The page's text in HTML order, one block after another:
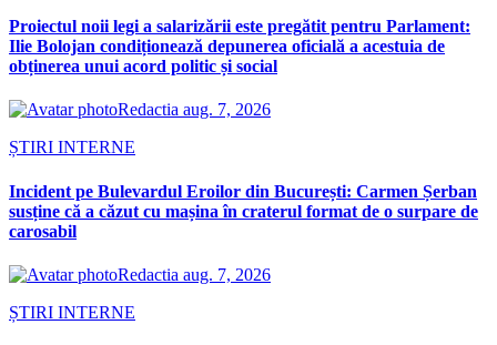
Proiectul noii legi a salarizării este pregătit pentru Parlament:
Ilie Bolojan condiționează depunerea oficială a acestuia de
obținerea unui acord politic și social
Redactia aug. 7, 2026
ȘTIRI INTERNE
Incident pe Bulevardul Eroilor din București: Carmen Șerban
susține că a căzut cu mașina în craterul format de o surpare de
carosabil
Redactia aug. 7, 2026
ȘTIRI INTERNE